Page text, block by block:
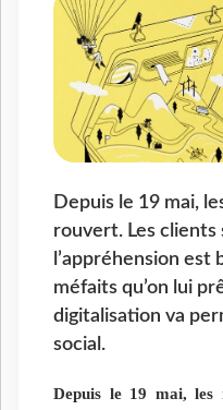
Depuis le 19 mai,
rouvert. Les clients
l’appréhension est
méfaits qu’on lui
digitalisation va
social.
Depuis le 19 mai, les